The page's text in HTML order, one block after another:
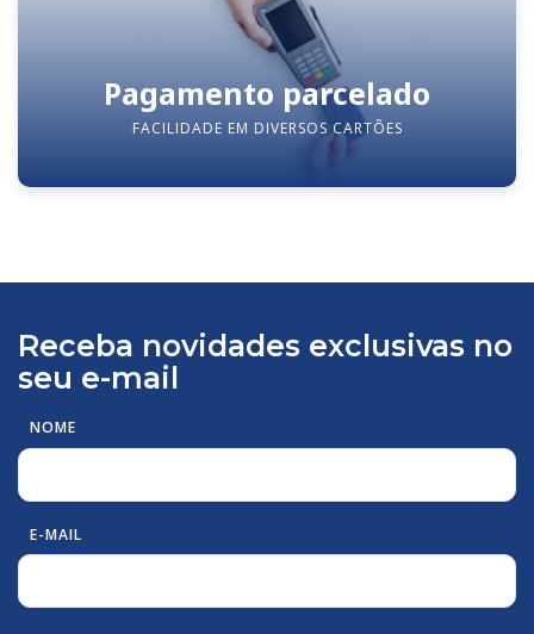
Pagamento parcelado
FACILIDADE EM DIVERSOS CARTÕES
Receba novidades exclusivas no
seu e-mail
NOME
E-MAIL